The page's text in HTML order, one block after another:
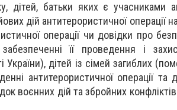
дітей, батьки яких є учасниками
дій антитерористичної операції
операції чи довідки про
її проведення і
України), дітей із сімей загиблих
антитерористичної операції та
воєнних дій та збройних